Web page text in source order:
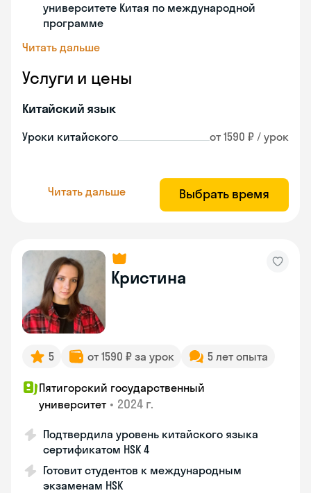
университете Китая по международной
программе
Читать дальше
Услуги и цены
Китайский язык
Уроки китайского от 1590 ₽ / урок
Читать дальше Выбрать время
Кристина
5 от 1590 ₽ за урок 5 лет опыта
Пятигорский государственный
университет • 2024 г.
Подтвердила уровень китайского языка
сертификатом HSK 4
Готовит студентов к международным
экзаменам HSK